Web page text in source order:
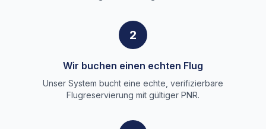
2
Wir buchen einen echten Flug
Unser System bucht eine echte, verifizierbare
Flugreservierung mit gültiger PNR.